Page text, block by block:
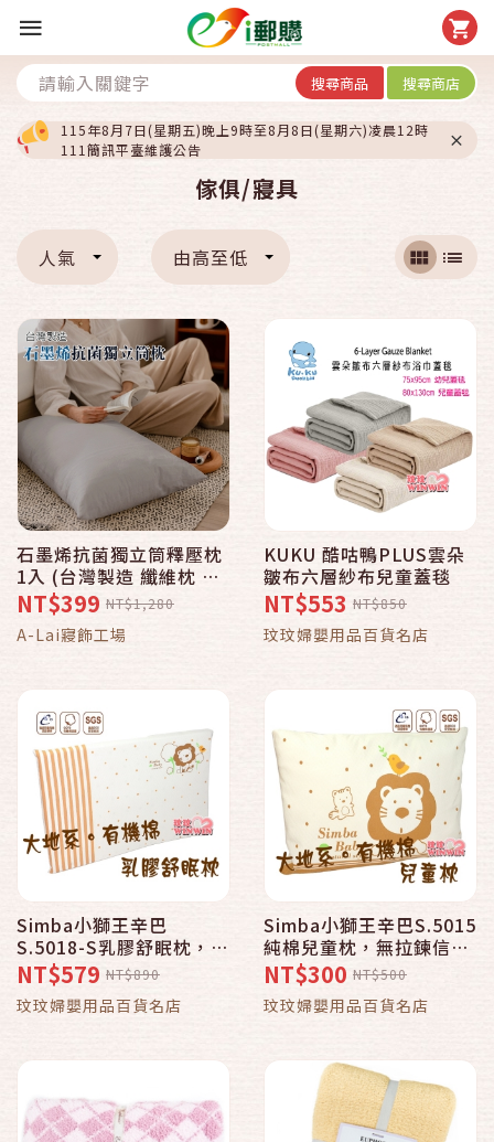
搜尋商品 搜尋商店
115年8月7日(星期五)晚上9時至8月8日(星期六)凌晨12時
111簡訊平臺維護公告
傢俱/寢具
人氣 由高至低
石墨烯抗菌獨立筒釋壓枕
1入 (台灣製造 纖維枕 釋
壓枕)
NT$399 NT$1,280
A-Lai寢飾工場
KUKU 酷咕鴨PLUS雲朵
皺布六層紗布兒童蓋毯
NT$553 NT$850
玟玟婦嬰用品百貨名店
Simba小獅王辛巴
S.5018-S乳膠舒眠枕，乳
膠服貼性極佳，讓身體和
頭部的重量及壓力均勻吸
收釋放
NT$579 NT$890
玟玟婦嬰用品百貨名店
Simba小獅王辛巴S.5015
純棉兒童枕，無拉鍊信封
式枕套，不刮傷寶寶稚嫩
肌膚
NT$300 NT$500
玟玟婦嬰用品百貨名店